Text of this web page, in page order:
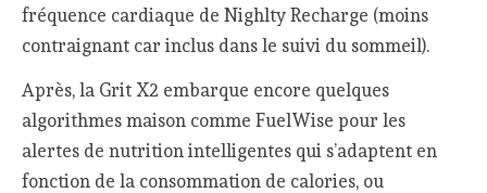
fréquence cardiaque de Nighlty Recharge (moins
contraignant car inclus dans le suivi du sommeil).
Après, la Grit X2 embarque encore quelques
algorithmes maison comme FuelWise pour les
alertes de nutrition intelligentes qui s’adaptent en
fonction de la consommation de calories, ou